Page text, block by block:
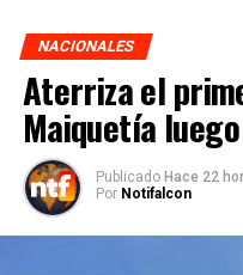
NACIONALES
Aterriza el
Maiquetía
Publicado Hace 22
Por Notifalcon